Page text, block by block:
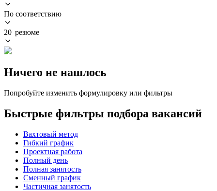
По соответствию
20 резюме
Ничего не нашлось
Попробуйте изменить формулировку или фильтры
Быстрые фильтры подбора вакансий
Вахтовый метод
Гибкий график
Проектная работа
Полный день
Полная занятость
Сменный график
Частичная занятость